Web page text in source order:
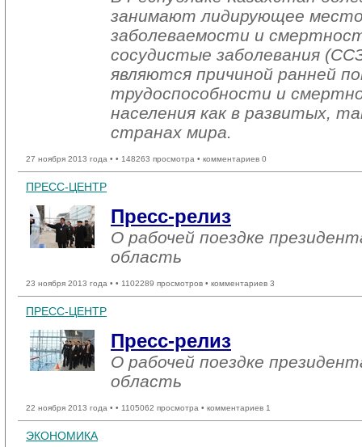
занимают лидирующее
заболеваемости и
сосудистые заболевания
являются причиной ранней
трудоспособности и
населения как в развитых,
странах мира.
27 ноября 2013 года • • 148263 просмотра • комментариев 0
ПРЕСС-ЦЕНТР
Пресс-релиз
О рабочей поездке
область
23 ноября 2013 года • • 1102289 просмотров • комментариев 3
ПРЕСС-ЦЕНТР
Пресс-релиз
О рабочей поездке
область
22 ноября 2013 года • • 1105062 просмотра • комментариев 1
ЭКОНОМИКА